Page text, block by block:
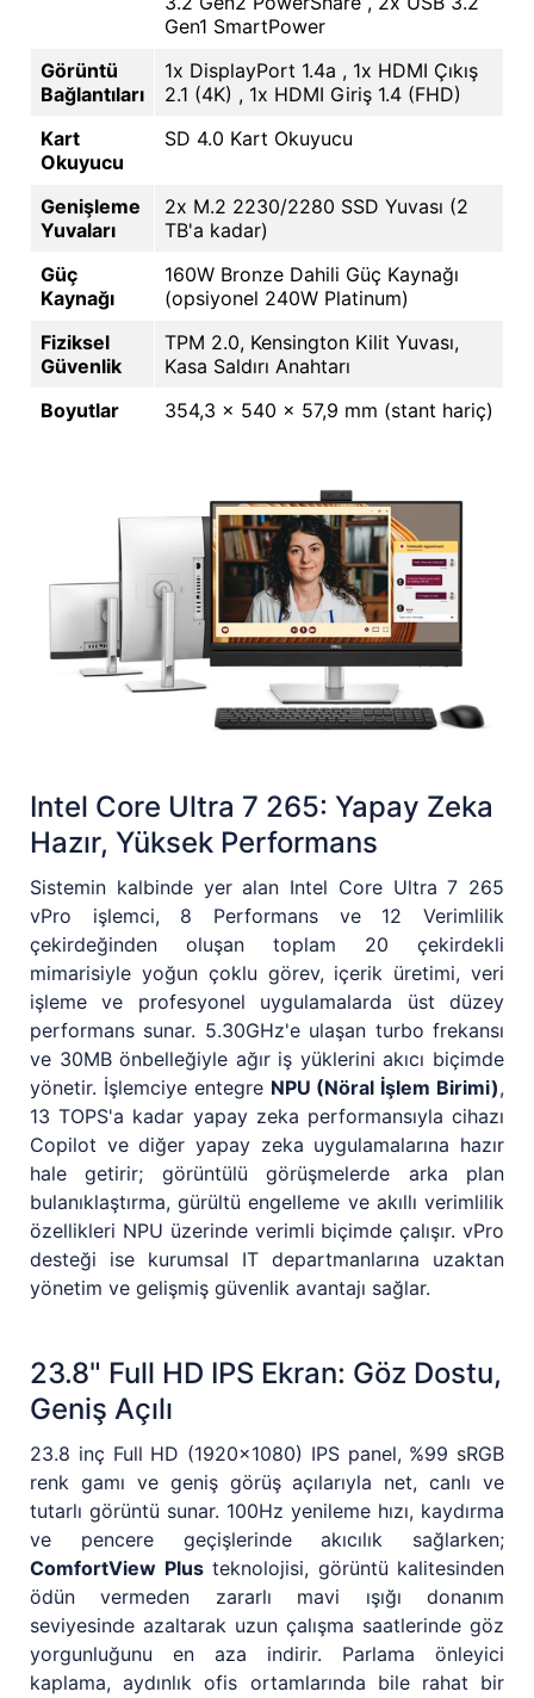
Gen1 SmartPower
Görüntü
Bağlantıları
1x DisplayPort 1.4a , 1x HDMI Çıkış
2.1 (4K) , 1x HDMI Giriş 1.4 (FHD)
Kart
Okuyucu
SD 4.0 Kart Okuyucu
Genişleme
Yuvaları
2x M.2 2230/2280 SSD Yuvası (2
TB'a kadar)
Güç
Kaynağı
160W Bronze Dahili Güç Kaynağı
(opsiyonel 240W Platinum)
Fiziksel
Güvenlik
TPM 2.0, Kensington Kilit Yuvası,
Kasa Saldırı Anahtarı
Boyutlar
354,3 x 540 x 57,9 mm (stant hariç)
Intel Core Ultra 7 265: Yapay Zeka
Hazır, Yüksek Performans
Sistemin kalbinde yer alan Intel Core Ultra 7 265
vPro işlemci, 8 Performans ve 12 Verimlilik
çekirdeğinden oluşan toplam 20 çekirdekli
mimarisiyle yoğun çoklu görev, içerik üretimi, veri
işleme ve profesyonel uygulamalarda üst düzey
performans sunar. 5.30GHz'e ulaşan turbo frekansı
ve 30MB önbelleğiyle ağır iş yüklerini akıcı biçimde
yönetir. İşlemciye entegre NPU (Nöral İşlem Birimi),
13 TOPS'a kadar yapay zeka performansıyla cihazı
Copilot ve diğer yapay zeka uygulamalarına hazır
hale getirir; görüntülü görüşmelerde arka plan
bulanıklaştırma, gürültü engelleme ve akıllı verimlilik
özellikleri NPU üzerinde verimli biçimde çalışır. vPro
desteği ise kurumsal IT departmanlarına uzaktan
yönetim ve gelişmiş güvenlik avantajı sağlar.
23.8" Full HD IPS Ekran: Göz Dostu,
Geniş Açılı
23.8 inç Full HD (1920x1080) IPS panel, %99 sRGB
renk gamı ve geniş görüş açılarıyla net, canlı ve
tutarlı görüntü sunar. 100Hz yenileme hızı, kaydırma
ve pencere geçişlerinde akıcılık sağlarken;
ComfortView Plusteknolojisi, görüntü kalitesinden
ödün vermeden zararlı mavi ışığı donanım
seviyesinde azaltarak uzun çalışma saatlerinde göz
yorgunluğunu en aza indirir. Parlama önleyici
kaplama, aydınlık ofis ortamlarında bile rahat bir